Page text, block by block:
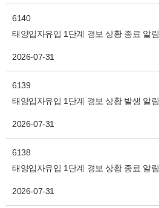
6140
태양입자유입 1단계 경보 상황 종료 알림
2026-07-31
6139
태양입자유입 1단계 경보 상황 발생 알림
2026-07-31
6138
태양입자유입 1단계 경보 상황 종료 알림
2026-07-31